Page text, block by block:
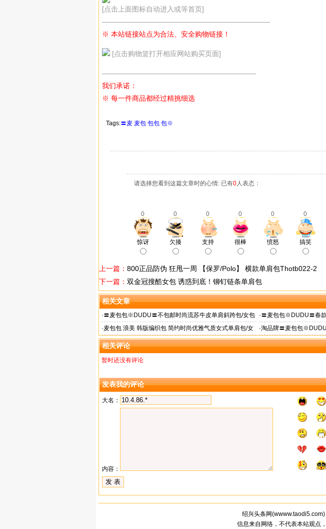
[点击上面图标自动进入或等首页]
————————————————————————
※ 本站链接站点为合法、安全购物链接！
[点击购物篮打开相应网站购买页面]
——————————————————————
我们承诺：
※ 每一件商品都经过精挑细选
Tags:〓麦 麦包 包包 包※
请选择您看到这篇文章时的心情: 已有0人表态：
0 0 0 0 0 0
惊讶 欠揍 支持 很棒 愤怒 搞笑
上一篇： 800正品防伪 狂甩一周 【保罗/Polo】 横款单肩包Thotb022-2
下一篇： 双金冠搜酷女包 诱惑到底！铆钉链条单肩包
相关文章
·〓麦包包※DUDU〓不包邮时尚流苏牛皮单肩斜跨包/女包
预售|gReR
·〓麦包包※DUDU〓春
预售|gRdK
·麦包包 浪美 韩版编织包 简约时尚优雅气质女式单肩包/女
包
·淘品牌〓麦包包
女包两用包
相关评论
暂时还没有评论
发表我的评论
大名：
内容：
绍兴头条网(wwww.taodi5.com)
信息来自网络，不代表本站观点